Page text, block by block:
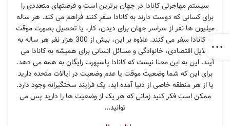
سیستم مهاجرتی کانادا در جهان برترین است و فرصتهای متعددی را
برای کسانی که دوست دارند به کانادا سفر کنند فراهم می کند. هر ساله
میلیون ها نفر از سراسر جهان برای دیدن، کار، یا تحصیل بصورت موقت
به کانادا سفر می کنند. علاوه بر این، بیش از 300 هزار نفر هر ساله به
دلایل اقتصادی، خانوادگی و مسائل انسانی برای همیشه به کانادا می
آیند. این به این معنا نیست که کانادا پاسپورت رایگان به همه می دهد.
برای این که شما وضعیت موقت یا عدم وضعیت در ایالات متحده دارید
یا از هر منطقه خاصی از دنیا آمده اید، یک فرایند سختگیرانه وجود دارد.
ممکن است فکر کنید زمانی که هر یک از وضعیت ها را دارید پس می
توانید...